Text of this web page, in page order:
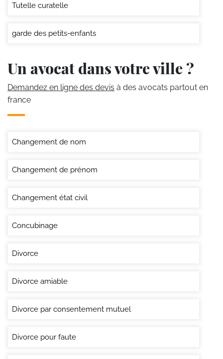
Tutelle curatelle
garde des petits-enfants
Un avocat dans votre ville ?
Demandez en ligne des devis à des avocats partout en
france
Changement de nom
Changement de prénom
Changement état civil
Concubinage
Divorce
Divorce amiable
Divorce par consentement mutuel
Divorce pour faute